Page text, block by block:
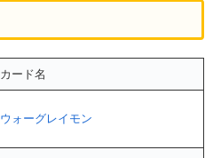
カード名
ウォーグレイモン